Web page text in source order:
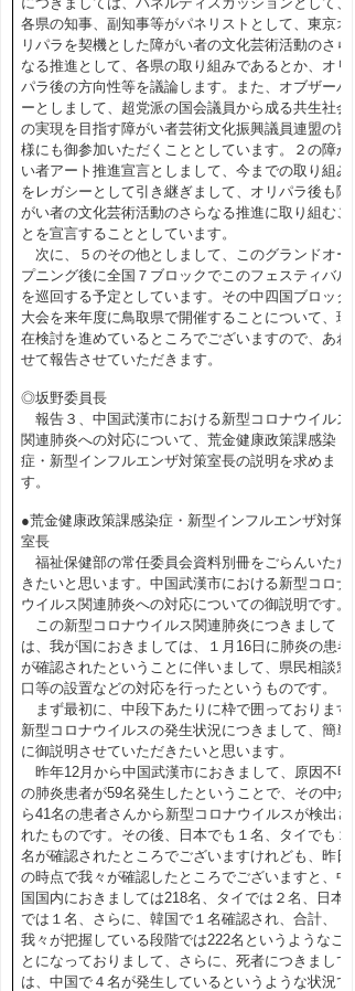
各県の知事、副知事等がパネリストとして、東京オ
リパラを契機とした障がい者の文化芸術活動のさら
なる推進として、各県の取り組みであるとか、オリ
パラ後の方向性等を議論します。また、オブザーバ
ーとしまして、超党派の国会議員から成る共生社会
の実現を目指す障がい者芸術文化振興議員連盟の皆
様にも御参加いただくこととしています。２の障が
い者アート推進宣言としまして、今までの取り組み
をレガシーとして引き継ぎまして、オリパラ後も障
がい者の文化芸術活動のさらなる推進に取り組むこ
とを宣言することとしています。
次に、５のその他としまして、このグランドオー
プニング後に全国７ブロックでこのフェスティバル
を巡回する予定としています。その中四国ブロック
大会を来年度に鳥取県で開催することについて、現
在検討を進めているところでございますので、あわ
せて報告させていただきます。
◎坂野委員長
報告３、中国武漢市における新型コロナウイルス
関連肺炎への対応について、荒金健康政策課感染
症・新型インフルエンザ対策室長の説明を求めま
す。
●荒金健康政策課感染症・新型インフルエンザ対策
室長
福祉保健部の常任委員会資料別冊をごらんいただ
きたいと思います。中国武漢市における新型コロナ
ウイルス関連肺炎への対応についての御説明です。
この新型コロナウイルス関連肺炎につきまして
は、我が国におきましては、１月16日に肺炎の患者
が確認されたということに伴いまして、県民相談窓
口等の設置などの対応を行ったというものです。
まず最初に、中段下あたりに枠で囲っております
新型コロナウイルスの発生状況につきまして、簡単
に御説明させていただきたいと思います。
昨年12月から中国武漢市におきまして、原因不明
の肺炎患者が59名発生したということで、その中か
ら41名の患者さんから新型コロナウイルスが検出さ
れたものです。その後、日本でも１名、タイでも２
名が確認されたところでございますけれども、昨日
の時点で我々が確認したところでございますと、中
国国内におきましては218名、タイでは２名、日本
では１名、さらに、韓国で１名確認され、合計、
我々が把握している段階では222名というようなこ
とになっておりまして、さらに、死者につきまして
は、中国で４名が発生しているというような状況で